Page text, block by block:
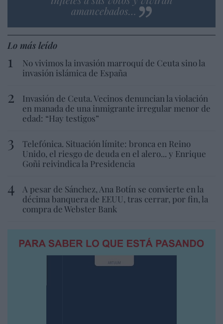
amancebados…
Lo más leído
No vivimos la invasión marroquí de Ceuta sino la
invasión islámica de España
Invasión de Ceuta. Vecinos denuncian la violación
en manada de una inmigrante irregular menor de
edad: “Hay testigos”
Telefónica. Situación límite: bronca en Reino
Unido, el riesgo de deuda en el alero... y Enrique
Goñi reivindica la Presidencia
A pesar de Sánchez, Ana Botín se convierte en la
décima banquera de EEUU, tras cerrar, por fin, la
compra de Webster Bank